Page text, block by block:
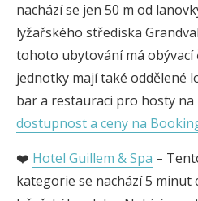
nachází se jen 50 m od
lyžařského střediska
tohoto ubytování má
jednotky mají také oddělené
bar a restauraci pro hosty na
dostupnost a ceny na
❤️ Hotel Guillem & Spa –
kategorie se nachází 5 minut